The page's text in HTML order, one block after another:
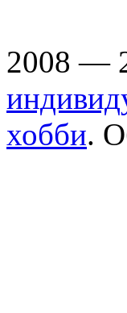
2008 —
хобби.